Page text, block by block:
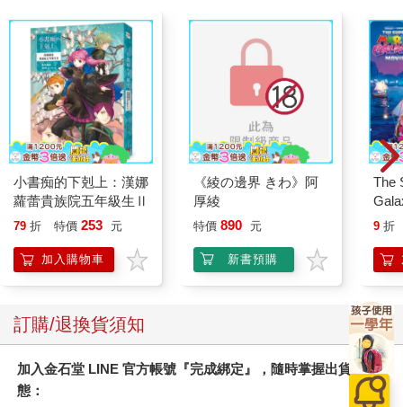
小書痴的下剋上：漢娜
蘿蕾貴族院五年級生Ⅱ
79 折 特價 253 元
加入購物車
《綾の邊界 きわ》阿
厚綾
特價 890 元
新書預購
The
9 折
訂購/退換貨須知
加入金石堂 LINE 官方帳號『完成綁定』，隨時掌握出貨動
態：